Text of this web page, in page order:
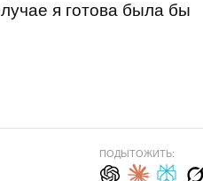
я готова была бы
ПОДЫТОЖИТЬ: